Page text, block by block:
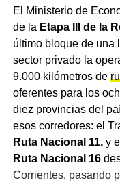
El Ministerio de
de la Etapa III de la
último bloque de una
sector privado la
9.000 kilómetros de
oferentes para los
diez provincias del
esos corredores: el
Ruta Nacional 11,y
Ruta Nacional 16
Corrientes, pasando